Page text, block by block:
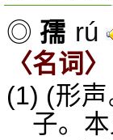
◎ 孺 rú
〈名词〉
(1) (形
子。